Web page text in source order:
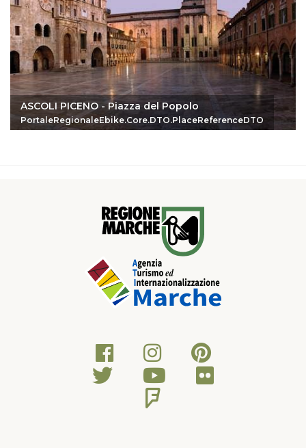
ASCOLI PICENO - Piazza del Popolo
PortaleRegionaleEbike.Core.DTO.PlaceReferenceDTO